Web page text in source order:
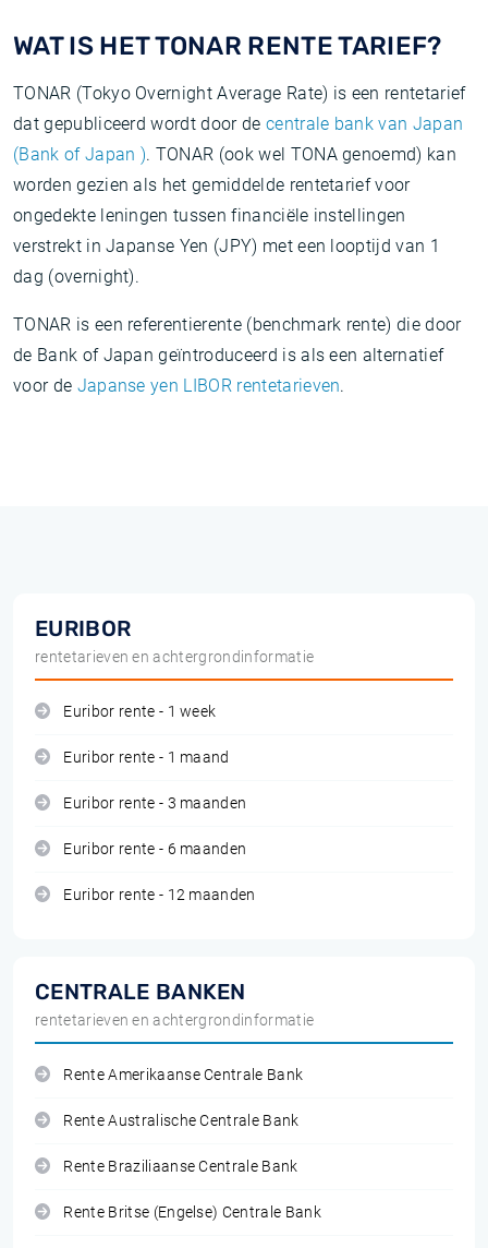
WAT IS HET TONAR RENTE TARIEF?
TONAR (Tokyo Overnight Average Rate) is een rentetarief
dat gepubliceerd wordt door de centrale bank van Japan
(Bank of Japan ). TONAR (ook wel TONA genoemd) kan
worden gezien als het gemiddelde rentetarief voor
ongedekte leningen tussen financiële instellingen
verstrekt in Japanse Yen (JPY) met een looptijd van 1
dag (overnight).
TONAR is een referentierente (benchmark rente) die door
de Bank of Japan geïntroduceerd is als een alternatief
voor de Japanse yen LIBOR rentetarieven.
EURIBOR
rentetarieven en achtergrondinformatie
Euribor rente - 1 week
Euribor rente - 1 maand
Euribor rente - 3 maanden
Euribor rente - 6 maanden
Euribor rente - 12 maanden
CENTRALE BANKEN
rentetarieven en achtergrondinformatie
Rente Amerikaanse Centrale Bank
Rente Australische Centrale Bank
Rente Braziliaanse Centrale Bank
Rente Britse (Engelse) Centrale Bank